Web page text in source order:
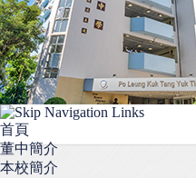
首頁
董中簡介
本校簡介